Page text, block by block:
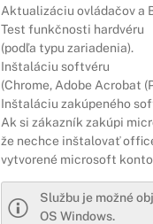
Aktualizáciu ovládačov a
Test funkčnosti hardvéru
(podľa typu zariadenia).
Inštaláciu softvéru
(Chrome, Adobe Acrobat
Inštaláciu zakúpeného
Ak si zákazník zakúpi
že nechce inštalovať
vytvorené microsoft
Službu je možné
OS Windows.